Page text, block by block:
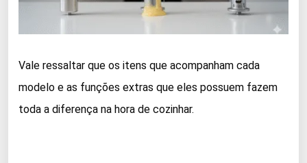
Vale ressaltar que os itens que acompanham cada
modelo e as funções extras que eles possuem fazem
toda a diferença na hora de cozinhar.